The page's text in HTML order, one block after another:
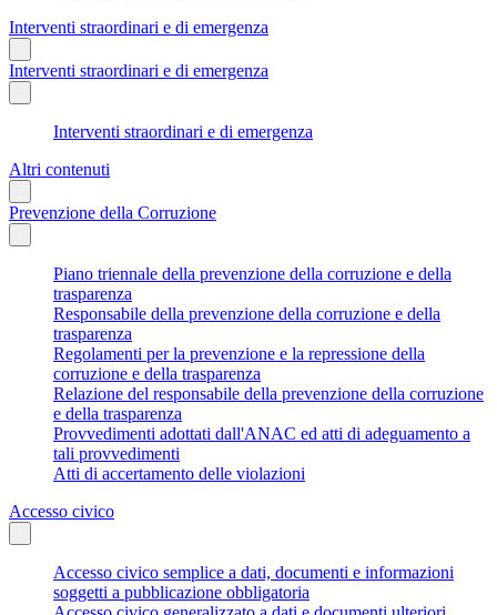
Interventi straordinari e di emergenza
Interventi straordinari e di emergenza
Interventi straordinari e di emergenza
Altri contenuti
Prevenzione della Corruzione
Piano triennale della prevenzione della corruzione e della
trasparenza
Responsabile della prevenzione della corruzione e della
trasparenza
Regolamenti per la prevenzione e la repressione della
corruzione e della trasparenza
Relazione del responsabile della prevenzione della corruzione
e della trasparenza
Provvedimenti adottati dall'ANAC ed atti di adeguamento a
tali provvedimenti
Atti di accertamento delle violazioni
Accesso civico
Accesso civico semplice a dati, documenti e informazioni
soggetti a pubblicazione obbligatoria